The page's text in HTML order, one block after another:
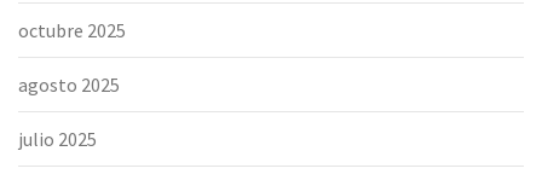
octubre 2025
agosto 2025
julio 2025